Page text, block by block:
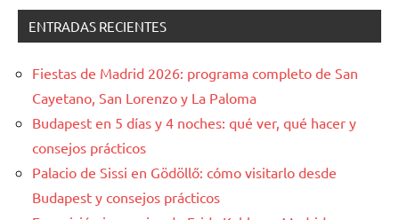
ENTRADAS RECIENTES
Fiestas de Madrid 2026: programa completo de San
Cayetano, San Lorenzo y La Paloma
Budapest en 5 días y 4 noches: qué ver, qué hacer y
consejos prácticos
Palacio de Sissi en Gödöllő: cómo visitarlo desde
Budapest y consejos prácticos